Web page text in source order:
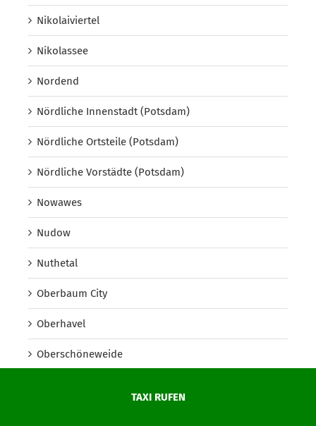
TAXI RUFEN
Nikolaiviertel
Nikolassee
Nordend
Nördliche Innenstadt (Potsdam)
Nördliche Ortsteile (Potsdam)
Nördliche Vorstädte (Potsdam)
Nowawes
Nudow
Nuthetal
Oberbaum City
Oberhavel
Oberschöneweide